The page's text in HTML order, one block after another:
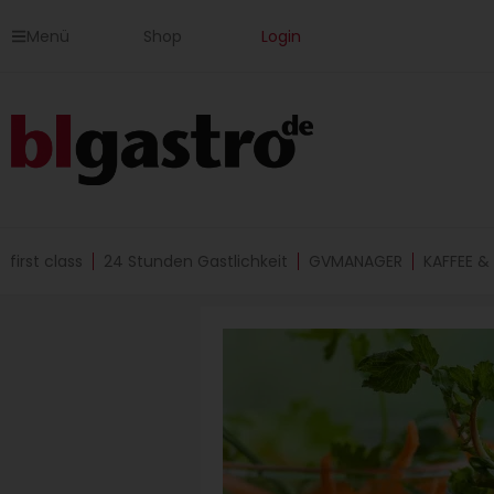
InhaltMenü Shop Login
first class 24 Stunden Gastlichkeit GVMANAGER KAFFEE